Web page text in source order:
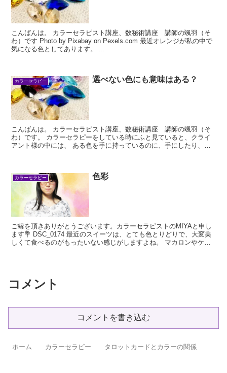
こんばんは。 カラーセラピスト講座、数秘術講座 講師の颯羽（そ
わ）です Photo by Pixabay on Pexels.com 最近オレンジが私の中で
気になる色としてあります。 ...
カラーセラピー 選べない色にも意味はある？
こんばんは。 カラーセラピスト講座、数秘術講座 講師の颯羽（そ
わ）です。 カラーセラピーをしている時にふと見ていると、クライ
アント様の中には、 ある色を手に持っているのに、手にしたり、戻
カラーセラピー 色彩
ご縁を頂きありがとうございます。カラーセラピストのMIYAと申し
ます💐 DSC_0174 最近のスイーツは、とても色とりどりで、大変美
しくて食べるのがもったいない感じがしますよね。 マカロンやケ
コメント
コメントを書き込む
ホーム カラーセラピー タロットカードとカラーの関係